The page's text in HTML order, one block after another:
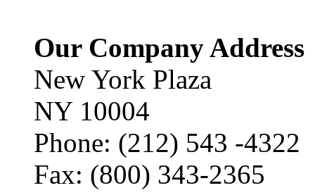
Our Company Address
New York Plaza
NY 10004
Phone: (212) 543 -4322
Fax: (800) 343-2365